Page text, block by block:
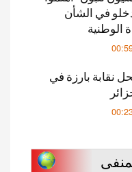
في الشأن
الوطنية
نقابة بارزة في